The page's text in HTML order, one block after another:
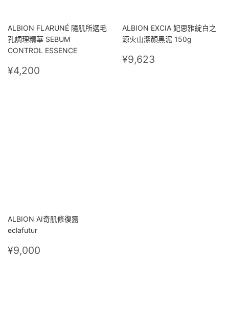
ALBION FLARUNÉ 隨肌所選毛
孔調理精華 SEBUM
CONTROL ESSENCE
定
價
¥4,200
ALBION EXCIA 妃思雅綻白之
源火山潔顏黑泥 150g
定
¥9,623
ALBION AI奇肌修復露
eclafutur
定
¥9,000